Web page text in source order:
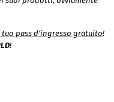
pass d'ingresso gratuito!
!